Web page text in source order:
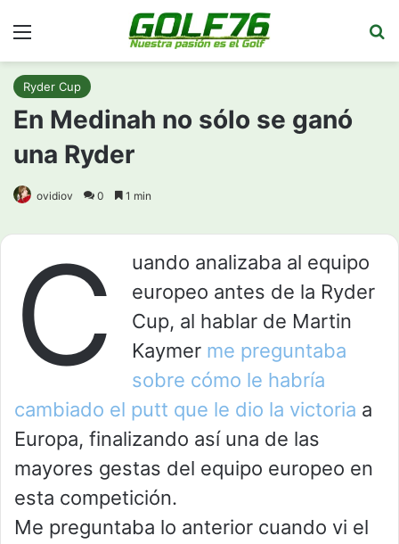
Ryder Cup
En Medinah no sólo se ganó
una Ryder
ovidiov 0 1 min
C
uando analizaba al equipo
europeo antes de la Ryder
Cup, al hablar de Martin
Kaymer me preguntaba
sobre cómo le habría
cambiado el putt que le dio la victoria a
Europa, finalizando así una de las
mayores gestas del equipo europeo en
esta competición.
Me preguntaba lo anterior cuando vi el